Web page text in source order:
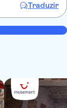
Traduzir